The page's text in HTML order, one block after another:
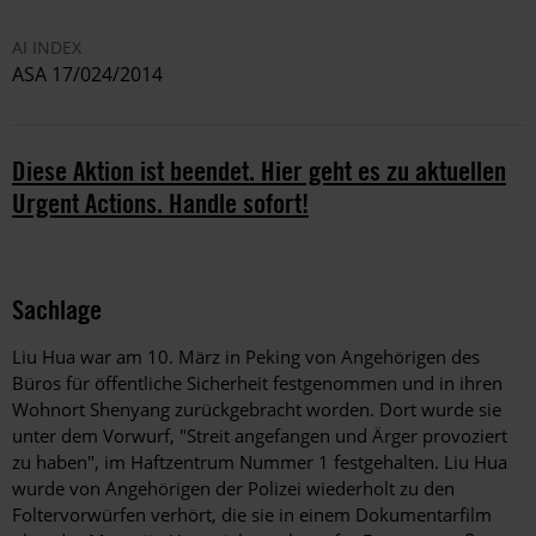
AI INDEX
ASA 17/024/2014
Diese Aktion ist beendet. Hier geht es zu aktuellen
Urgent Actions. Handle sofort!
Sachlage
Liu Hua war am 10. März in Peking von Angehörigen des
Büros für öffentliche Sicherheit festgenommen und in ihren
Wohnort Shenyang zurückgebracht worden. Dort wurde sie
unter dem Vorwurf, "Streit angefangen und Ärger provoziert
zu haben", im Haftzentrum Nummer 1 festgehalten. Liu Hua
wurde von Angehörigen der Polizei wiederholt zu den
Foltervorwürfen verhört, die sie in einem Dokumentarfilm